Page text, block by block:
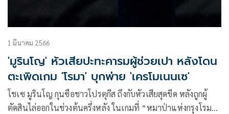
1 มีนาคม 2566
'มูรินโญ' หัวเสียปะทะคารมผู้ช่วยเปา หลังโดน
ตะเพิดเกม 'โรมา' บุกพ่าย 'เครโมเนนเซ'
โชเซ มูรินโญ กุนซือชาวโปรตุกีส ถึงกับหัวเสียสุดขีด หลังถูกผู้
ตัดสินไล่ออกในช่วงต้นครึ่งหลัง ในเกมที่ “หมาป่าแห่งกรุงโรม”